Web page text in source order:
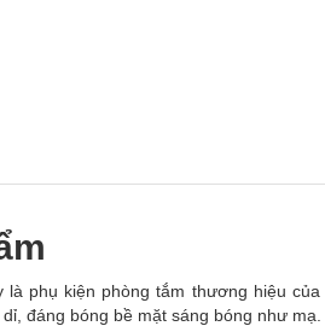
là phụ kiện phòng tắm thương hiệu
đáng bóng bề mặt sáng bóng như mạ.